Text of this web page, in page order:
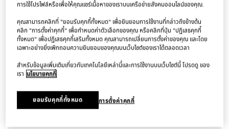
การใช้โปรไฟล์หรือเพื่อให้คุณแชร์เนื้อหาของเราบนเครือข่ายสังคมออนไลน์ของคุณ.
คุณสามารถคลิกที่ "ยอมรับคุกกี้ทั้งหมด" เพื่อยินยอมการใช้งานที่กล่าวถึงข้างต้น
คลิก "การตั้งค่าคุกกี้" เพื่อกำหนดค่าตัวเลือกของคุณ หรือคลิกที่ปุ่ม "ปฏิเสธคุกกี้
ทั้งหมด" เพื่อปฏิเสธคุกกี้เสริมทั้งหมด คุณสามารถเปลี่ยนการตั้งค่าของคุณ และโดย
เฉพาะอย่างยิ่งเพิกถอนความยินยอมของคุณบนเว็บไซต์ของเราได้ตลอดเวลา
สำหรับข้อมูลเพิ่มเติมเกี่ยวกับเทคโนโลยีเหล่านี้และการใช้งานบนเว็บไซต์นี้ โปรดดู ของ
เรา นโยบายคุกกี้
การตั้งค่าคุกกี้
ยอมรับคุกกี้ทั้งหมด